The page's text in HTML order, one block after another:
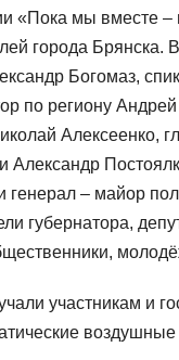
«Пока мы вместе
города Брянска.
Богомаз,
по региону Андрей
Алексеенко,
Александр
генерал – майор
губернатора,
участникам и